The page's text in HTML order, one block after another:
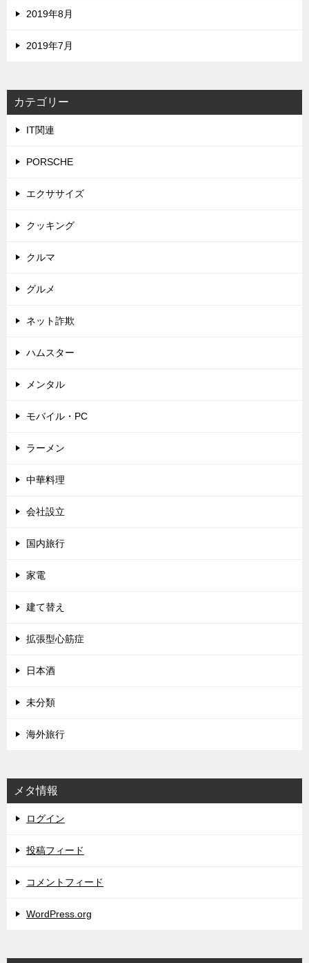
2019年8月
2019年7月
カテゴリー
IT関連
PORSCHE
エクササイズ
クッキング
クルマ
グルメ
ネット詐欺
ハムスター
メンタル
モバイル・PC
ラーメン
中華料理
会社設立
国内旅行
家電
建て替え
拡張型心筋症
日本酒
未分類
海外旅行
メタ情報
ログイン
投稿フィード
コメントフィード
WordPress.org